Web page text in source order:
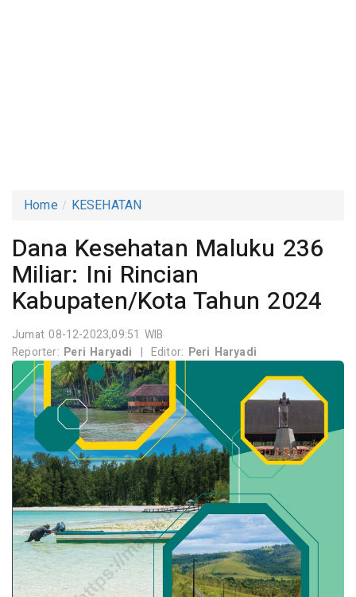
Home KESEHATAN
Dana Kesehatan Maluku 236
Miliar: Ini Rincian
Kabupaten/Kota Tahun 2024
Jumat 08-12-2023,09:51 WIB
Reporter: Peri Haryadi | Editor: Peri Haryadi